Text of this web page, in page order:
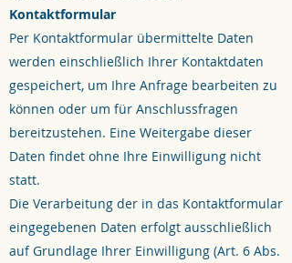
Kontaktformular
Per Kontaktformular übermittelte Daten
werden einschließlich Ihrer Kontaktdaten
gespeichert, um Ihre Anfrage bearbeiten zu
können oder um für Anschlussfragen
bereitzustehen. Eine Weitergabe dieser
Daten findet ohne Ihre Einwilligung nicht
statt.
Die Verarbeitung der in das Kontaktformular
eingegebenen Daten erfolgt ausschließlich
auf Grundlage Ihrer Einwilligung (Art. 6 Abs.